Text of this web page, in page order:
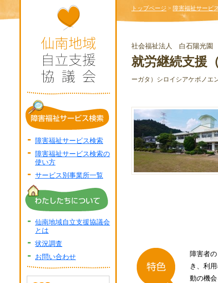
トップページ > 障害福祉サービ
社会福祉法人 白石陽光園
就労継続支援
ーガタ）シロイシアケボノエ
障害者
き、利
動の機
障害福祉サービス検索
障害福祉サービス検索の
使い方
サービス別事業所一覧
仙南地域自立支援協議会
とは
状況調査
お問い合わせ